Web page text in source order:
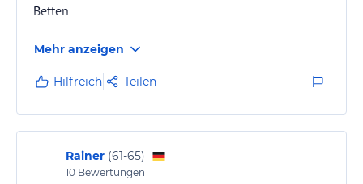
Betten
Mehr anzeigen
Hilfreich Teilen
Rainer (61-65)
10 Bewertungen